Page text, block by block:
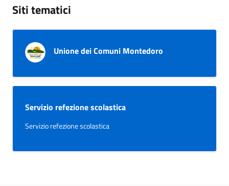
Siti tematici
Unione dei Comuni Montedoro
Servizio refezione scolastica
Servizio refezione scolastica